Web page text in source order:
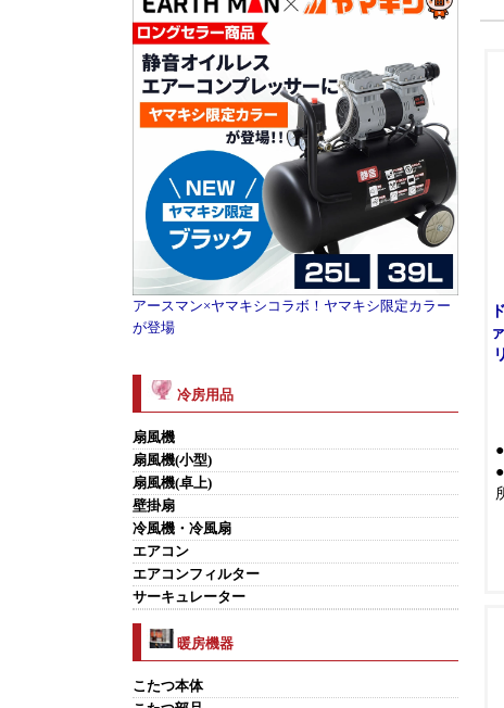
アースマン×ヤマキシコラボ！ヤマキシ限定カラー
が登場
冷房用品
扇風機
扇風機(小型)
扇風機(卓上)
壁掛扇
冷風機・冷風扇
エアコン
エアコンフィルター
サーキュレーター
暖房機器
こたつ本体